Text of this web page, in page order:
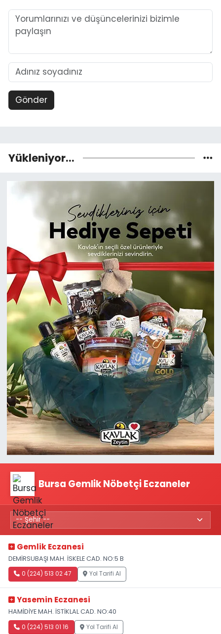
Gönder
Yükleniyor...
Bursa Gemlik Nöbetçi Eczaneler
Gemlik Eczanesi
DEMİRSUBAŞI MAH. İSKELE CAD. NO:5 B
0 (224) 513 02 47 Yol Tarifi Al
Yasemin Eczanesi
HAMİDİYE MAH. İSTİKLAL CAD. NO:40
0 (224) 513 01 16 Yol Tarifi Al